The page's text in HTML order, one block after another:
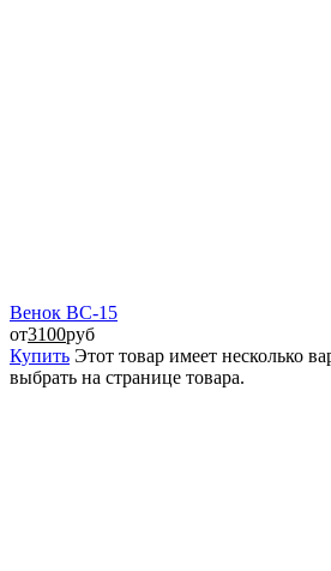
Венок ВС-15
от3100руб
Купить Этот товар имеет несколько
выбрать на странице товара.